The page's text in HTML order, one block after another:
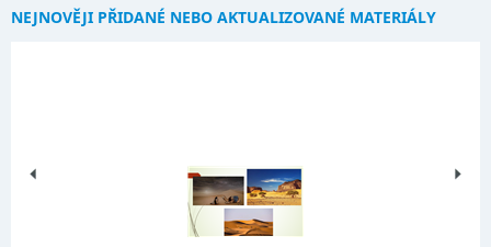
NEJNOVĚJI PŘIDANÉ NEBO AKTUALIZOVANÉ MATERIÁLY